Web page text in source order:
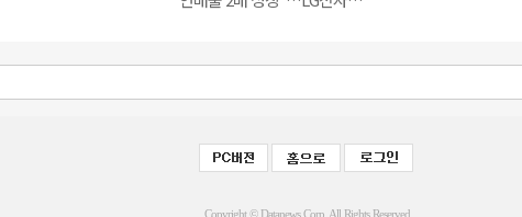
Copyright © Datanews Corp. All Rights Reserved.